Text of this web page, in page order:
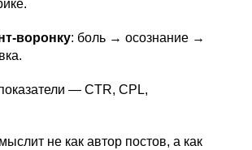
воронку: боль → осознание →
— CTR, CPL,
не как автор постов, а как